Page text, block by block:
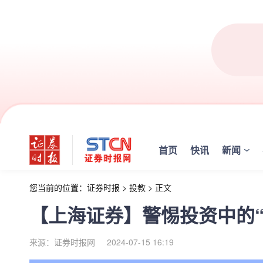
首页 快讯 新闻
您当前的位置： 证券时报 > 投教 > 正文
【上海证券】警惕投资中
来源：证券时报网 2024-07-15 16:19